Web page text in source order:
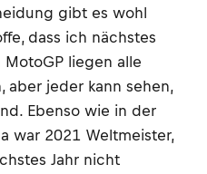
gibt es wohl
dass ich nächstes
MotoGP liegen alle
aber jeder kann sehen,
Ebenso wie in der
war 2021 Weltmeister,
Jahr nicht